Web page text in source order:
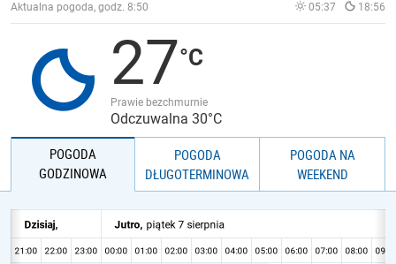
JAKOŚĆ POWIETRZA
Aktualna pogoda, godz. 8:50 05:37 18:56
27
Prawie bezchmurnie
Odczuwalna 30°C
POGODA
GODZINOWA
POGODA
DŁUGOTERMINOWA
POGODA NA
WEEKEND